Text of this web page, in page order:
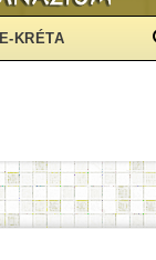
E-KRÉTA